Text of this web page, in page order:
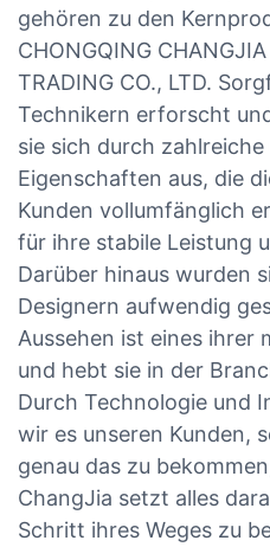
gehören zu den
CHONGQING
TRADING CO., LTD.
Technikern erforscht
sie sich durch
Eigenschaften aus, die
Kunden vollumfänglich
für ihre stabile Leistung
Darüber hinaus wurden
Designern aufwendig
Aussehen ist eines ihrer
und hebt sie in der
Durch Technologie und
wir es unseren Kunden,
genau das zu
ChangJia setzt alles
Schritt ihres Weges zu